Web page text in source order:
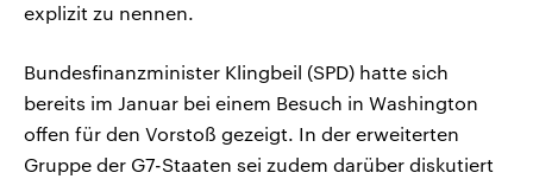
explizit zu nennen.
Bundesfinanzminister Klingbeil (SPD) hatte sich
bereits im Januar bei einem Besuch in Washington
offen für den Vorstoß gezeigt. In der erweiterten
Gruppe der G7-Staaten sei zudem darüber diskutiert